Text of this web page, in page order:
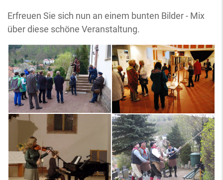
Erfreuen Sie sich nun an einem bunten Bilder - Mix
über diese schöne Veranstaltung.